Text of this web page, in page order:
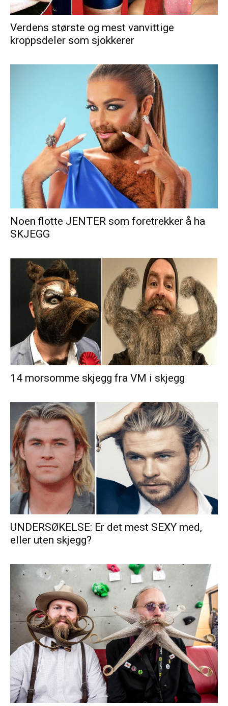
Verdens største og mest vanvittige
kroppsdeler som sjokkerer
Noen flotte JENTER som foretrekker å ha
SKJEGG
14 morsomme skjegg fra VM i skjegg
UNDERSØKELSE: Er det mest SEXY med,
eller uten skjegg?